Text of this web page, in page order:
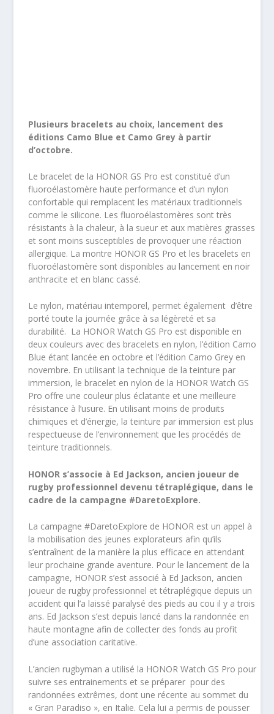
Plusieurs bracelets au choix, lancement des
éditions Camo Blue et Camo Grey à partir
d’octobre.
Le bracelet de la HONOR GS Pro est constitué d’un
fluoroélastomère haute performance et d’un nylon
confortable qui remplacent les matériaux traditionnels
comme le silicone. Les fluoroélastomères sont très
résistants à la chaleur, à la sueur et aux matières grasses
et sont moins susceptibles de provoquer une réaction
allergique. La montre HONOR GS Pro et les bracelets en
fluoroélastomère sont disponibles au lancement en noir
anthracite et en blanc cassé.
Le nylon, matériau intemporel, permet également d’être
porté toute la journée grâce à sa légèreté et sa
durabilité. La HONOR Watch GS Pro est disponible en
deux couleurs avec des bracelets en nylon, l’édition Camo
Blue étant lancée en octobre et l’édition Camo Grey en
novembre. En utilisant la technique de la teinture par
immersion, le bracelet en nylon de la HONOR Watch GS
Pro offre une couleur plus éclatante et une meilleure
résistance à l’usure. En utilisant moins de produits
chimiques et d’énergie, la teinture par immersion est plus
respectueuse de l’environnement que les procédés de
teinture traditionnels.
HONOR s’associe à Ed Jackson, ancien joueur de
rugby professionnel devenu tétraplégique, dans le
cadre de la campagne #DaretoExplore.
La campagne #DaretoExplore de HONOR est un appel à
la mobilisation des jeunes explorateurs afin qu’ils
s’entraînent de la manière la plus efficace en attendant
leur prochaine grande aventure. Pour le lancement de la
campagne, HONOR s’est associé à Ed Jackson, ancien
joueur de rugby professionnel et tétraplégique depuis un
accident qui l’a laissé paralysé des pieds au cou il y a trois
ans. Ed Jackson s’est depuis lancé dans la randonnée en
haute montagne afin de collecter des fonds au profit
d’une association caritative.
L’ancien rugbyman a utilisé la HONOR Watch GS Pro pour
suivre ses entrainements et se préparer pour des
randonnées extrêmes, dont une récente au sommet du
« Gran Paradiso », en Italie. Cela lui a permis de pousser